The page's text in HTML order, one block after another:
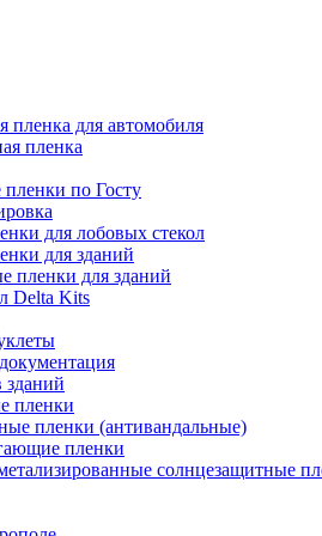
пленка для автомобиля
пленка
по Госту
для лобовых стекол
для зданий
пленки для зданий
Delta Kits
зданий
пленки
пленки (антивандальные)
пленки
солнцезащитные